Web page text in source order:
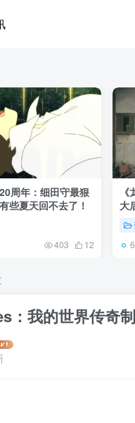
周年：细田守最狠
些夏天回不去了！
403 12
大
：我的世界传奇